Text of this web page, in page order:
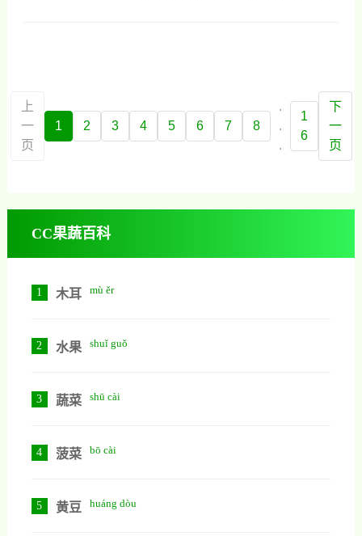
健康，并具有一定的抗衰老作用。
上
一
页
1 2 3 4 5 6 7 8
.
.
.
1
6
下
一
页
CC果蔬百科
1 木耳 mù ěr
2 水果 shuǐ guǒ
3 蔬菜 shū cài
4 菠菜 bō cài
5 黄豆 huáng dòu